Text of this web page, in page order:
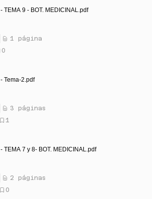
- TEMA 9 - BOT. MEDICINAL.pdf
1 página
0
- Tema-2.pdf
3 páginas
1
- TEMA 7 y 8- BOT. MEDICINAL.pdf
2 páginas
0